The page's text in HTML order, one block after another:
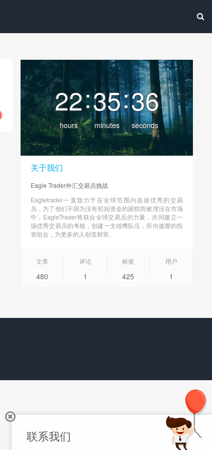
22
hours
:35
minutes
:36
seconds
关于我们
Eagle Trader外汇交易员挑战
Eagletrader一直致力于在全球范围内选拔优秀的交易
员，为了他们不因为没有初始资金的困扰而被埋没在市场
中，EagleTrader将联合全球交易员的力量，共同建立一
场优秀交易员的考核，创建一支雄鹰队伍，所向披靡的投
资组合，为更多的人创造财富。
文章
480
评论
1
标签
425
用户
1
联系我们